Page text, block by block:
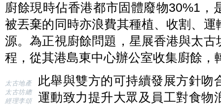
廚餘現時佔香港都市固體廢物30%1，
被丟棄的同時亦浪費其種植、收割、
源。為正視廚餘問題，星展香港與太
程，從其港島東中心辦公室收集廚餘
太古地產
太古坊總
經理李頌
此舉與雙方的可持續發展方針吻
運動致力提升大眾及員工對食物